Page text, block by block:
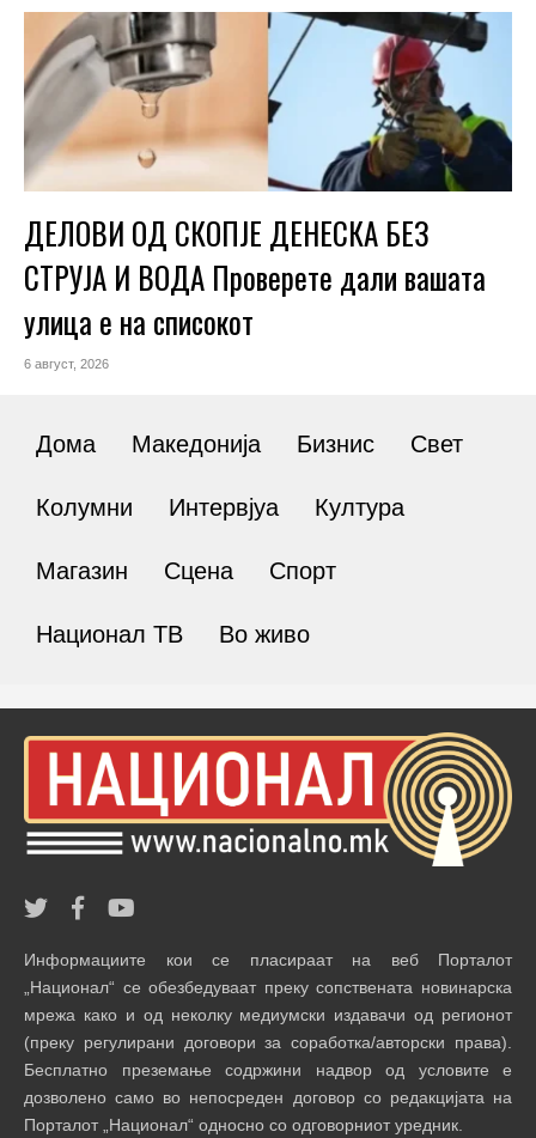
ДЕЛОВИ ОД СКОПЈЕ ДЕНЕСКА БЕЗ
СТРУЈА И ВОДА Проверете дали вашата
улица е на списокот
6 август, 2026
Дома Македонија Бизнис Свет
Колумни Интервјуа Култура
Магазин Сцена Спорт
Национал ТВ Во живо
Информациите кои се пласираат на веб Порталот
„Национал“ се обезбедуваат преку сопствената новинарска
мрежа како и од неколку медиумски издавачи од регионот
(преку регулирани договори за соработка/авторски права).
Бесплатно преземање содржини надвор од условите е
дозволено само во непосреден договор со редакцијата на
Порталот „Национал“ односно со одговорниот уредник.